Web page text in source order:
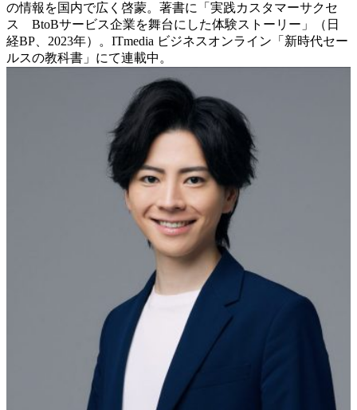
の情報を国内で広く啓蒙。著書に「実践カスタマーサクセ
ス BtoBサービス企業を舞台にした体験ストーリー」（日
経BP、2023年）。ITmedia ビジネスオンライン「新時代セー
ルスの教科書」にて連載中。